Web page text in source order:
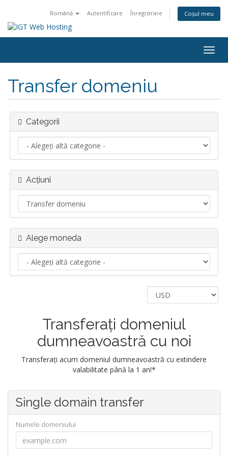
Română Autentificare Înregistrare Coșul meu
Transfer domeniu
Categorii
Acțiuni
Alege moneda
Transferați domeniul
dumneavoastră cu noi
Transferați acum domeniul dumneavoastră cu extindere
valabilitate până la 1 an!*
Single domain transfer
Numele domeniului